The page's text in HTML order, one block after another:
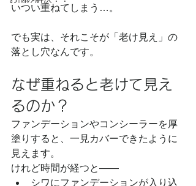
いつい重ねてしまう…。
でも実は、それこそが「老け見え」の
落とし穴なんです。
なぜ重ねると老けて見え
るのか？
ファンデーションやコンシーラーを厚
塗りすると、一見カバーできたように
見えます。
けれど時間が経つと――
シワにファンデーションが入り込